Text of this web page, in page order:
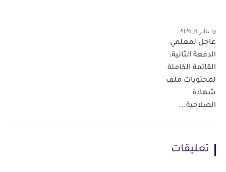
يناير 6, 2026
عاجل لمعلمي
الدفعة الثانية:
القائمة الكاملة
لمحتويات ملف
شهادة
الصلاحية...
تعليقات